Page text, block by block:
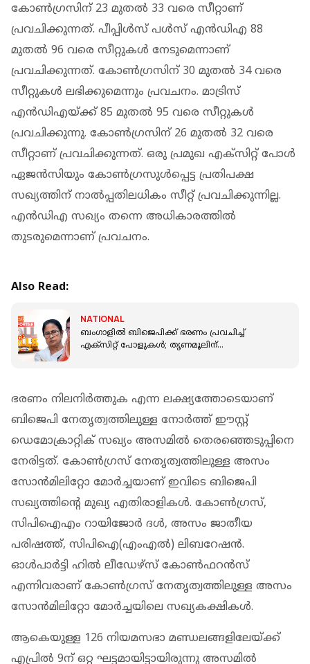
കോണ്‍ഗ്രസിന് 23 മുതല്‍ 33 വരെ സീറ്റാണ്
പ്രവചിക്കുന്നത്. പീപ്പിള്‍സ് പള്‍സ് എന്‍ഡിഎ 88
മുതല്‍ 96 വരെ സീറ്റുകള്‍ നേടുമെന്നാണ്
പ്രവചിക്കുന്നത്. കോണ്‍ഗ്രസിന് 30 മുതല്‍ 34 വരെ
സീറ്റുകള്‍ ലഭിക്കുമെന്നും പ്രവചനം. മാട്രിസ്
എന്‍ഡിഎയ്ക്ക് 85 മുതല്‍ 95 വരെ സീറ്റുകള്‍
പ്രവചിക്കുന്നു. കോണ്‍ഗ്രസിന് 26 മുതല്‍ 32 വരെ
സീറ്റാണ് പ്രവചിക്കുന്നത്. ഒരു പ്രമുഖ എക്‌സിറ്റ് പോള്‍
ഏജന്‍സിയും കോണ്‍ഗ്രസുൾപ്പെട്ട പ്രതിപക്ഷ
സഖ്യത്തിന് നാല്‍പ്പതിലധികം സീറ്റ് പ്രവചിക്കുന്നില്ല.
എന്‍ഡിഎ സഖ്യം തന്നെ അധികാരത്തില്‍
തുടരുമെന്നാണ് പ്രവചനം.
Also Read:
NATIONAL
ബംഗാളിൽ ബിജെപിക്ക് ഭരണം പ്രവചിച്ച്
എക്സിറ്റ് പോളുകൾ; തൃണമൂലിന്
ഭരണം നിലനിർത്തുക എന്ന ലക്ഷ്യത്തോടെയാണ്
ബിജെപി നേതൃത്വത്തിലുള്ള നോർത്ത് ഈസ്റ്റ്
ഡെമോക്രാറ്റിക് സഖ്യം അസമിൽ തെരഞ്ഞെടുപ്പിനെ
നേരിട്ടത്. കോൺ​ഗ്രസ് നേതൃത്വത്തിലുള്ള അസം
സോൻമിലിറ്റോ മോർച്ചയാണ് ഇവിടെ ബിജെപി
സഖ്യത്തിൻ്റെ മുഖ്യ എതിരാളികൾ. കോൺ​ഗ്രസ്,
സിപിഐഎം റായിജോർ ദൾ, അസം ജാതീയ
പരിഷത്ത്, സിപിഐ(എംഎൽ) ലിബറേഷൻ.
ഓൾപാർട്ടി ഹിൽ ലീഡേഴ്സ് കോൺഫറൻസ്
എന്നിവരാണ് കോൺ​ഗ്രസ് നേതൃത്വത്തിലുള്ള അസം
സോൻമിലിറ്റോ മോർച്ചയിലെ സഖ്യകക്ഷികൾ.
ആകെയുള്ള 126 നിയമസഭാ മണ്ഡലങ്ങളിലേയ്ക്ക്
എപ്രിൽ 9ന് ഒറ്റ ഘട്ടമായിട്ടായിരുന്നു അസമിൽ